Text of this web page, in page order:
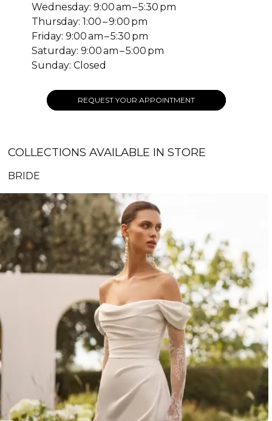
Wednesday: 9:00 am – 5:30 pm
Thursday: 1:00 – 9:00 pm
Friday: 9:00 am – 5:30 pm
Saturday: 9:00 am – 5:00 pm
Sunday: Closed
REQUEST YOUR APPOINTMENT
COLLECTIONS AVAILABLE IN STORE
BRIDE